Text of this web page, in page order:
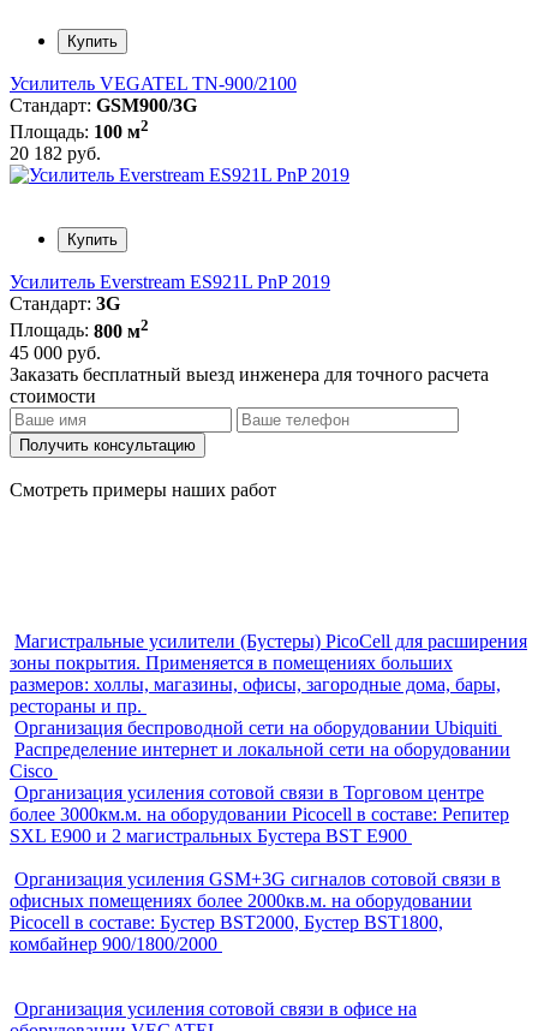
Купить
Усилитель VEGATEL TN-900/2100
Стандарт: GSM900/3G
Площадь: 100 м2
20 182 руб.
Купить
Усилитель Everstream ES921L PnP 2019
Стандарт: 3G
Площадь: 800 м2
45 000 руб.
Заказать бесплатный выезд инженера для точного расчета
стоимости
Получить консультацию
Смотреть примеры наших работ
Магистральные усилители (Бустеры) PicoCell для расширения
зоны покрытия. Применяется в помещениях больших
размеров: холлы, магазины, офисы, загородные дома, бары,
рестораны и пр.
Организация беспроводной сети на оборудовании Ubiquiti
Распределение интернет и локальной сети на оборудовании
Cisco
Организация усиления сотовой связи в Торговом центре
более 3000км.м. на оборудовании Picocell в составе: Репитер
SXL E900 и 2 магистральных Бустера BST E900
Организация усиления GSM+3G сигналов сотовой связи в
офисных помещениях более 2000кв.м. на оборудовании
Picocell в составе: Бустер BST2000, Бустер BST1800,
комбайнер 900/1800/2000
Организация усиления сотовой связи в офисе на